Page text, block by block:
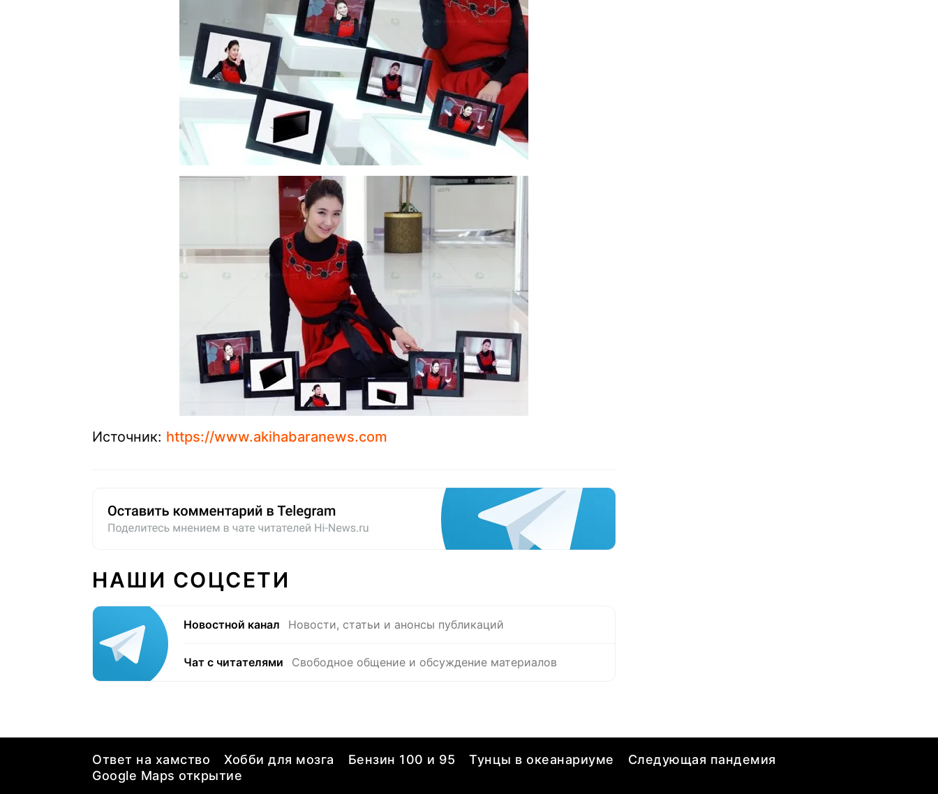
Источник: https://www.akihabaranews.com
НАШИ СОЦСЕТИ
Новостной канал Новости, статьи и анонсы публикаций
Чат с читателями Свободное общение и обсуждение материалов
Ответ на хамство Хобби для мозга Бензин 100 и 95 Тунцы в океанариуме
Следующая пандемия
Google Maps открытие